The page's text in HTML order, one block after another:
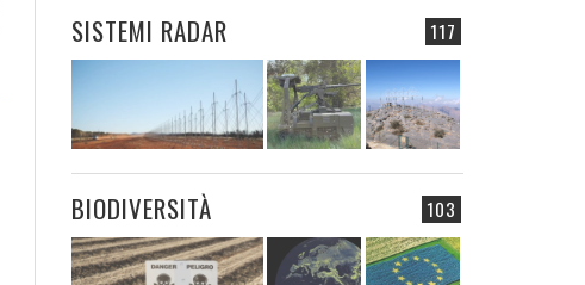
117
SISTEMI RADAR
103
BIODIVERSITÀ